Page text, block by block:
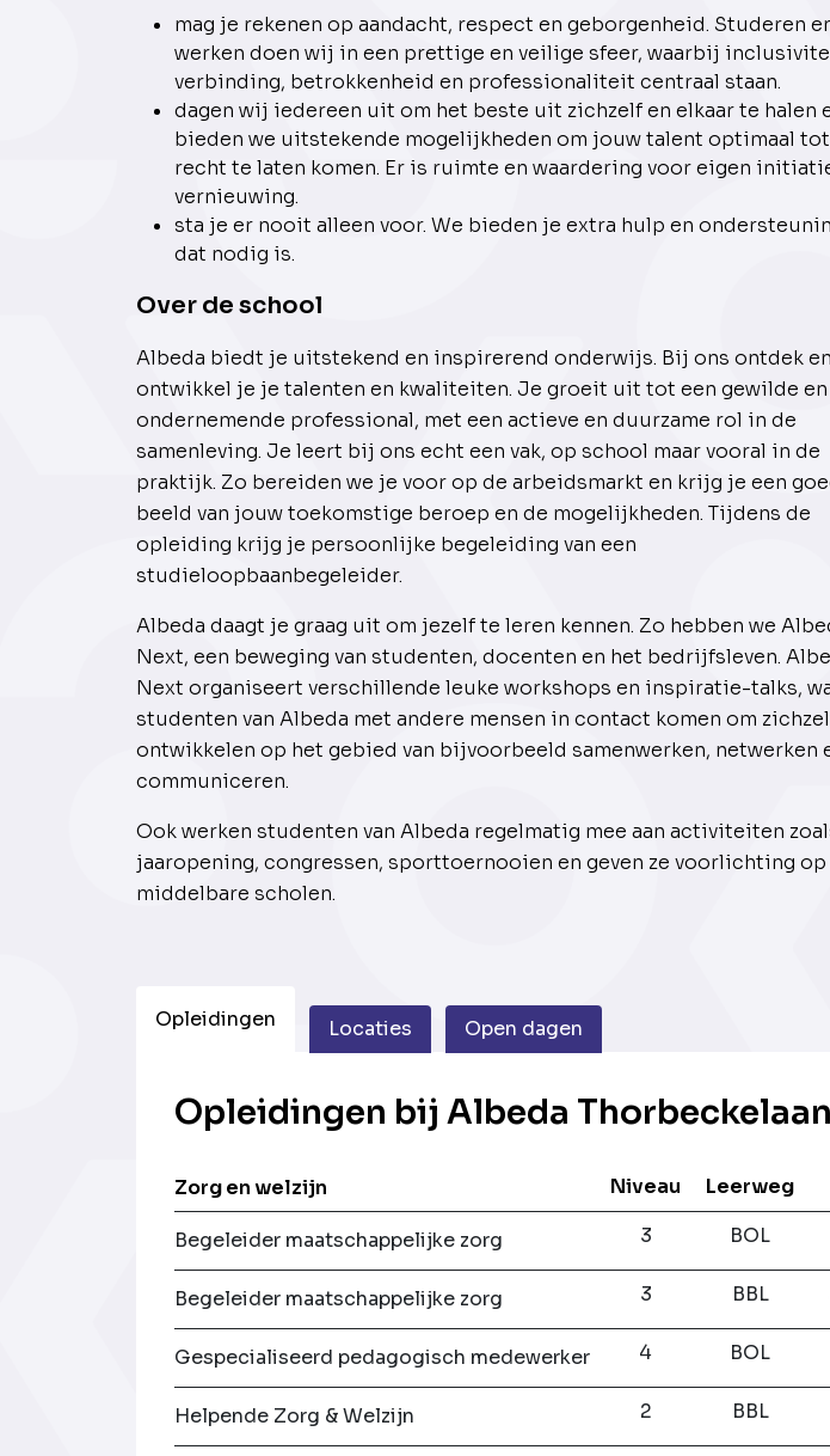
mag je rekenen op aandacht, respect en geborgenheid. Studeren
werken doen wij in een prettige en veilige sfeer, waarbij
verbinding, betrokkenheid en professionaliteit centraal staan.
dagen wij iedereen uit om het beste uit zichzelf en elkaar te halen
bieden we uitstekende mogelijkheden om jouw talent optimaal
recht te laten komen. Er is ruimte en waardering voor eigen
vernieuwing.
sta je er nooit alleen voor. We bieden je extra hulp en
dat nodig is.
Over de school
Albeda biedt je uitstekend en inspirerend onderwijs. Bij ons ontdek en
ontwikkel je je talenten en kwaliteiten. Je groeit uit tot een gewilde en
ondernemende professional, met een actieve en duurzame rol in de
samenleving. Je leert bij ons echt een vak, op school maar vooral in de
praktijk. Zo bereiden we je voor op de arbeidsmarkt en krijg je een
beeld van jouw toekomstige beroep en de mogelijkheden. Tijdens de
opleiding krijg je persoonlijke begeleiding van een
studieloopbaanbegeleider.
Albeda daagt je graag uit om jezelf te leren kennen. Zo hebben we
Next, een beweging van studenten, docenten en het bedrijfsleven.
Next organiseert verschillende leuke workshops en inspiratie-talks,
studenten van Albeda met andere mensen in contact komen om
ontwikkelen op het gebied van bijvoorbeeld samenwerken, netwerken
communiceren.
Ook werken studenten van Albeda regelmatig mee aan activiteiten
jaaropening, congressen, sporttoernooien en geven ze voorlichting op
middelbare scholen.
Opleidingen Locaties Open dagen
Opleidingen bij Albeda
Zorg en welzijn Niveau Leerweg
Begeleider maatschappelijke zorg 3 BOL
Begeleider maatschappelijke zorg 3 BBL
Gespecialiseerd pedagogisch medewerker 4 BOL
Helpende Zorg & Welzijn 2 BBL